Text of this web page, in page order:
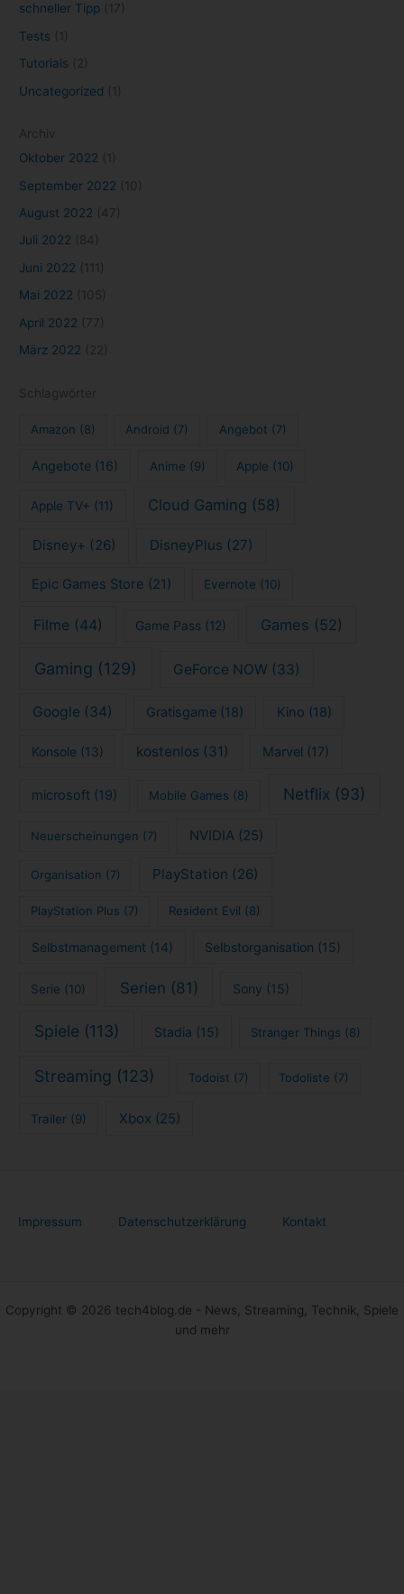
schneller Tipp
Tests
Tutorials
Uncategorized
Oktober 2022
September 2022
August 2022
Juli 2022
Juni 2022
Mai 2022
April 2022
März 2022
Amazon (8) Android (7) Angebot (7)
Angebote(16) Anime (9) Apple (10)
Apple TV+ (11) Cloud Gaming (58)
Disney+ (26) DisneyPlus (27)
Epic Games Store (21) Evernote (10)
Filme(44) Game Pass (12) Games (52)
Gaming (129) GeForce NOW (33)
Google (34) Gratisgame (18) Kino (18)
Konsole (13) kostenlos (31) Marvel (17)
microsoft (19) Mobile Games (8) Netflix (93)
Neuerscheinungen (7) NVIDIA (25)
Organisation (7) PlayStation (26)
PlayStation Plus (7) Resident Evil (8)
Selbstmanagement (14) Selbstorganisation (15)
Serie (10) Serien (81) Sony (15)
Spiele (113) Stadia (15) Stranger Things (8)
Streaming (123) Todoist (7) Todoliste (7)
Trailer (9) Xbox (25)
Impressum Datenschutzerklärung Kontakt
Copyright © 2026 tech4blog.de - News, Streaming, Technik, Spiele
und mehr